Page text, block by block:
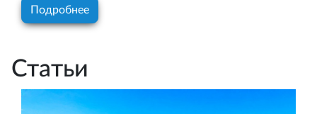
Подробнее
Статьи